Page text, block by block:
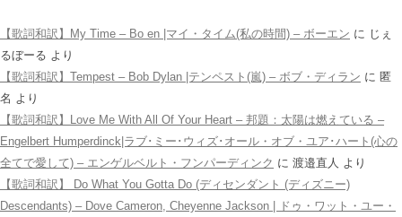
【歌詞和訳】My Time – Bo en |マイ・タイム(私の時間) – ボーエン に じぇ
るぼーる より
【歌詞和訳】Tempest – Bob Dylan |テンペスト(嵐) – ボブ・ディラン に 匿
名 より
【歌詞和訳】Love Me With All Of Your Heart – 邦題：太陽は燃えている –
Engelbert Humperdinck|ラブ･ミー･ウィズ･オール・オブ・ユア･ハート(心の
全てで愛して) – エンゲルベルト・フンパーディンク に 渡邉直人 より
【歌詞和訳】 Do What You Gotta Do (ディセンダント (ディズニー)
Descendants) – Dove Cameron, Cheyenne Jackson | ドゥ・ワット・ユー・